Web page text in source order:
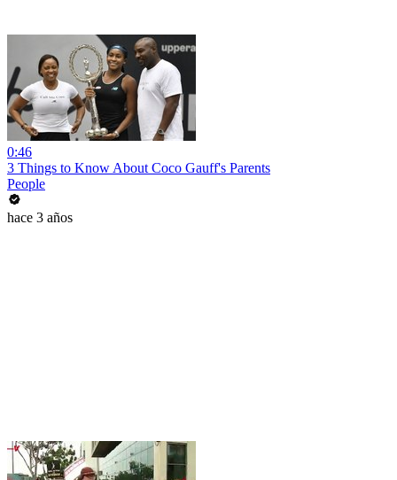
0:46
3 Things to Know About Coco Gauff's Parents
People
hace 3 años